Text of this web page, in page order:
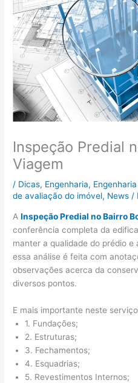
Inspeção Predial
Viagem
/ Dicas, Engenharia,
de avaliação do imóvel, News /
AInspeção Predial no Bairro
conferência completa da
manter a qualidade do prédio e
essa análise é feita com
observações acerca da
diversos pontos.
E mais importante neste
1. Fundações;
2. Estruturas;
3. Fechamentos;
4. Esquadrias;
5. Revestimentos Internos;